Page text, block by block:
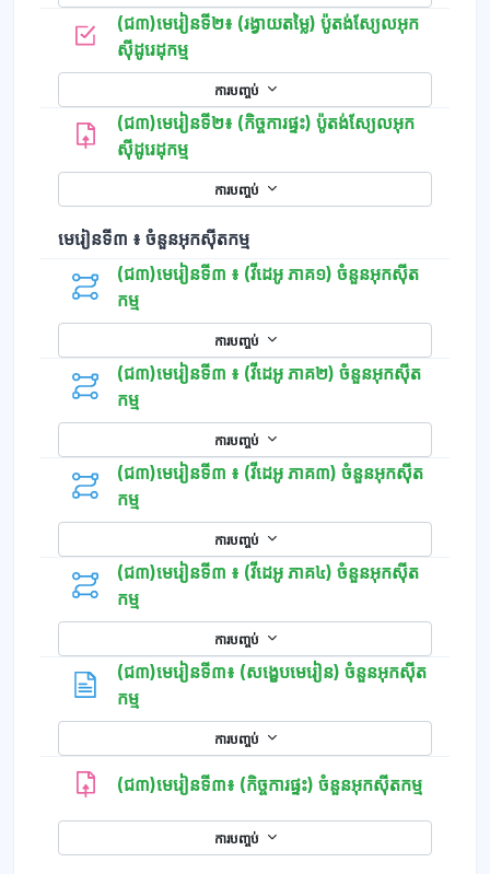
(ជ៣)មេរៀនទី២៖ (រង្វាយតម្លៃ) ប៉ូតង់ស្យែលអុក
ស៊ីដូរេដុកម្មកម្រងសំណួរ
ការបញ្ចប់
(ជ៣)មេរៀនទី២៖ (កិច្ចការផ្ទះ) ប៉ូតង់ស្យែលអុក
ស៊ីដូរេដុកម្ម
ការបញ្ចប់
មេរៀនទី៣ ៖ ចំនួនអុកស៊ីតកម្ម
(ជ៣)មេរៀនទី៣ ៖ (វីដេអូ ភាគ១) ចំនួនអុកស៊ីត
កម្ម
ការបញ្ចប់
(ជ៣)មេរៀនទី៣ ៖ (វីដេអូ ភាគ២) ចំនួនអុកស៊ីត
កម្ម
ការបញ្ចប់
(ជ៣)មេរៀនទី៣ ៖ (វីដេអូ ភាគ៣) ចំនួនអុកស៊ីត
កម្ម
ការបញ្ចប់
(ជ៣)មេរៀនទី៣ ៖ (វីដេអូ ភាគ៤) ចំនួនអុកស៊ីត
កម្ម
ការបញ្ចប់
(ជ៣)មេរៀនទី៣៖ (សង្ខេបមេរៀន) ចំនួនអុកស៊ីត
កម្មទំព័រ
ការបញ្ចប់
(ជ៣)មេរៀនទី៣៖ (កិច្ចការផ្ទះ) ចំនួនអុកស៊ីតកម្ម
ការបញ្ចប់